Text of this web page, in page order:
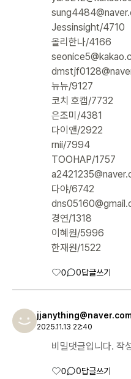
Jessinsight/4710
올리한나/4166
뉴뉴/9127
코치 호캡/7732
은조미/4381
다이앤/2922
rnii/7994
TOOHAP/1757
다야/6742
경연/1318
이혜원/5996
한재원/1522
0 0답글쓰기
2025.11.13 22:40
비밀댓글입니다. 작
0 0답글쓰기
로그인 상태 유지
회원가입